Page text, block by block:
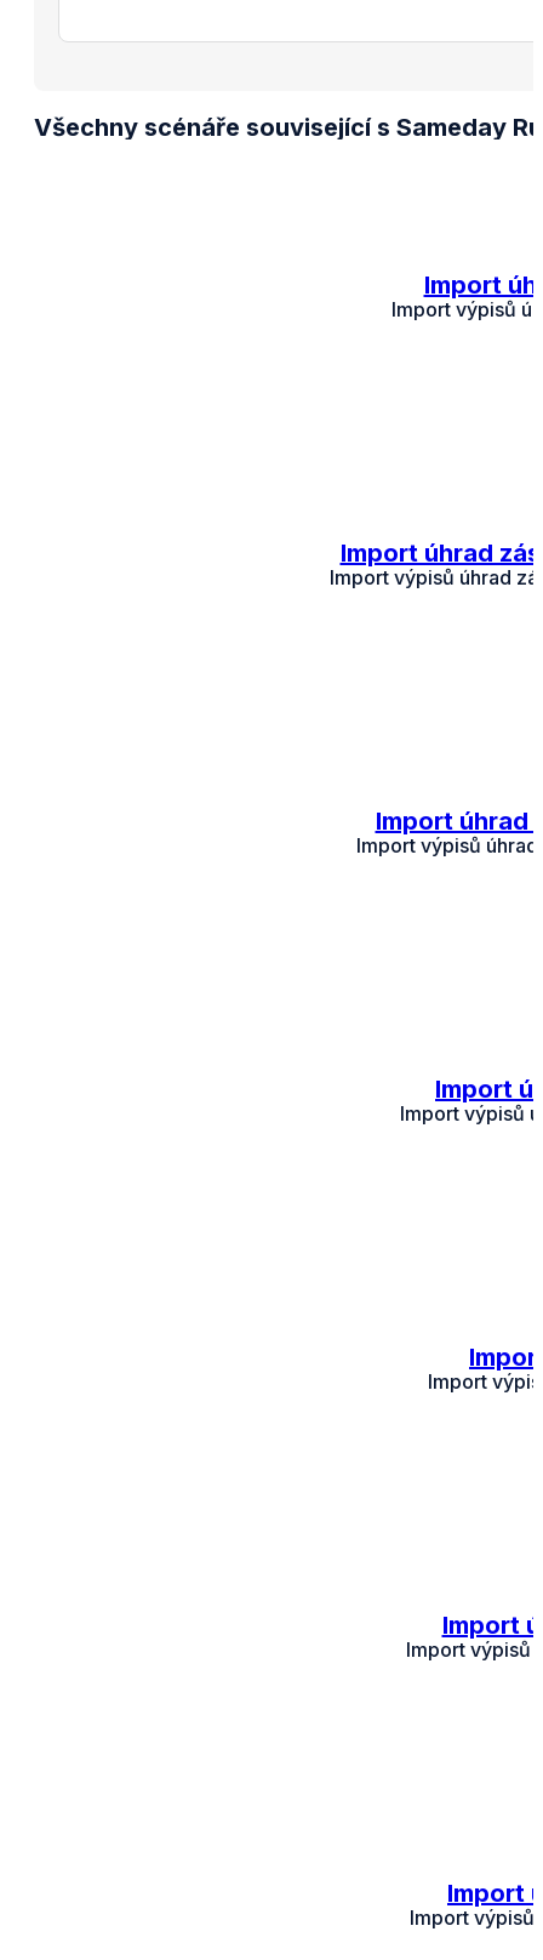
Všechny scénáře související s Sameday
Import
Import výpisů
Import úhrad
Import výpisů úhrad
Import úhrad
Import výpisů
Import
Import výpisů
Import
Import
Import výpisů
Import
Import výpisů